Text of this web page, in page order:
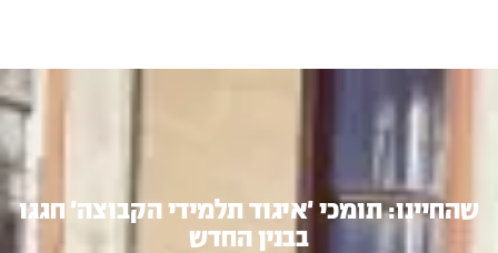
שהחיינו: תומכי 'איגוד תלמידי הקבוצה' חגגו
בבנין החדש